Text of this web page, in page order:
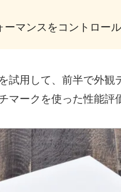
マンスをコントロー
試用して、前半で外観
ークを使った性能評